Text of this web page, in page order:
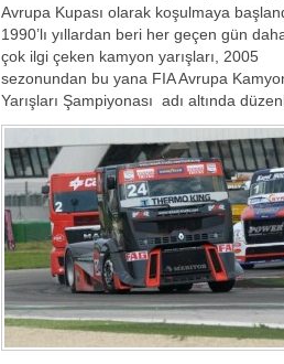
Avrupa Kupası olarak koşulmaya
1990’lı yıllardan beri her geçen gün
çok ilgi çeken kamyon yarışları, 2005
sezonundan bu yana FIA Avrupa
Yarışları Şampiyonası adı altında